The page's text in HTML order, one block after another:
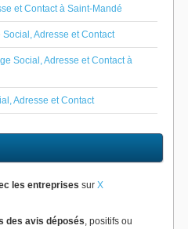
et Contact à Saint-Mandé
Adresse et Contact
Social, Adresse et Contact à
Adresse et Contact
les entreprises sur X
des avis déposés, positifs ou